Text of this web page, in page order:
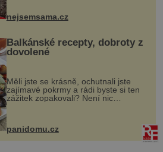
pokrmy, které rozhodně st...
nejsemsama.cz
Balkánské recepty, dobroty z
dovolené
Měli jste se krásně, ochutnali jste
zajímavé pokrmy a rádi byste si ten
zážitek zopakovali? Není nic
snazšího. Pljeskavica (10 porcí)
Možná jste ji ochutnali na dovolené v
panidomu.cz